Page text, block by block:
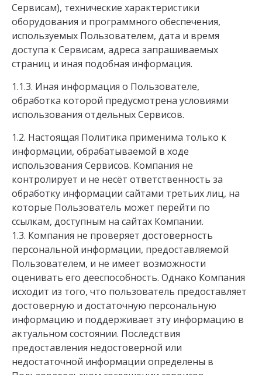
Сервисам), технические характеристики
оборудования и программного обеспечения,
используемых Пользователем, дата и время
доступа к Сервисам, адреса запрашиваемых
страниц и иная подобная информация.
1.1.3. Иная информация о Пользователе,
обработка которой предусмотрена условиями
использования отдельных Сервисов.
1.2. Настоящая Политика применима только к
информации, обрабатываемой в ходе
использования Сервисов. Компания не
контролирует и не несёт ответственность за
обработку информации сайтами третьих лиц, на
которые Пользователь может перейти по
ссылкам, доступным на сайтах Компании.
1.3. Компания не проверяет достоверность
персональной информации, предоставляемой
Пользователем, и не имеет возможности
оценивать его дееспособность. Однако Компания
исходит из того, что пользователь предоставляет
достоверную и достаточную персональную
информацию и поддерживает эту информацию в
актуальном состоянии. Последствия
предоставления недостоверной или
недостаточной информации определены в